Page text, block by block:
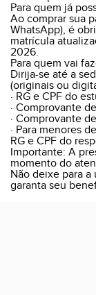
Para quem já
Ao comprar sua
WhatsApp), é
matrícula
2026.
Para quem vai
Dirija-se até a
(originais ou
· RG e CPF do
· Comprovante
· Comprovante
· Para menores
RG e CPF do
Importante: A
momento do
Não deixe para
garanta seu